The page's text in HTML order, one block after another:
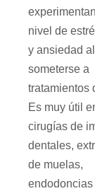
nivel de
y ansiedad al
someterse a
tratamientos
Es muy útil
cirugías de
dentales,
de muelas,
endodoncias